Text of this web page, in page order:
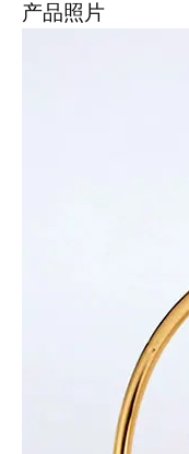
产品照片